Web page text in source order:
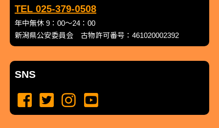
TEL 025-379-0508
年中無休 9：00～24：00
新潟県公安委員会 古物許可番号：461020002392
SNS